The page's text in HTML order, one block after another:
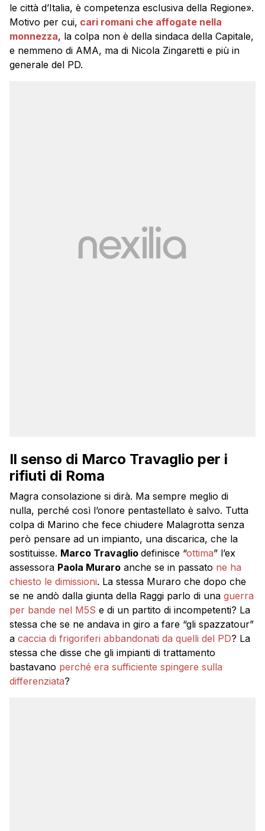
le città d’Italia, è competenza esclusiva della Regione».
Motivo per cui, cari romani che affogate nella
monnezza, la colpa non è della sindaca della Capitale,
e nemmeno di AMA, ma di Nicola Zingaretti e più in
generale del PD.
Il senso di Marco Travaglio per i
rifiuti di Roma
Magra consolazione si dirà. Ma sempre meglio di
nulla, perché così l’onore pentastellato è salvo. Tutta
colpa di Marino che fece chiudere Malagrotta senza
però pensare ad un impianto, una discarica, che la
sostituisse. Marco Travaglio definisce “ottima” l’ex
assessora Paola Muraro anche se in passato ne ha
chiesto le dimissioni. La stessa Muraro che dopo che
se ne andò dalla giunta della Raggi parlo di una guerra
per bande nel M5S e di un partito di incompetenti? La
stessa che se ne andava in giro a fare “gli spazzatour”
a caccia di frigoriferi abbandonati da quelli del PD? La
stessa che disse che gli impianti di trattamento
bastavano perché era sufficiente spingere sulla
differenziata?